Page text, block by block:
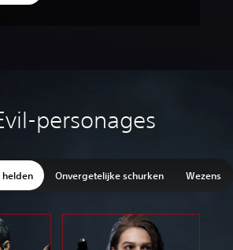
personages
helden Onvergetelijke schurken Wezens